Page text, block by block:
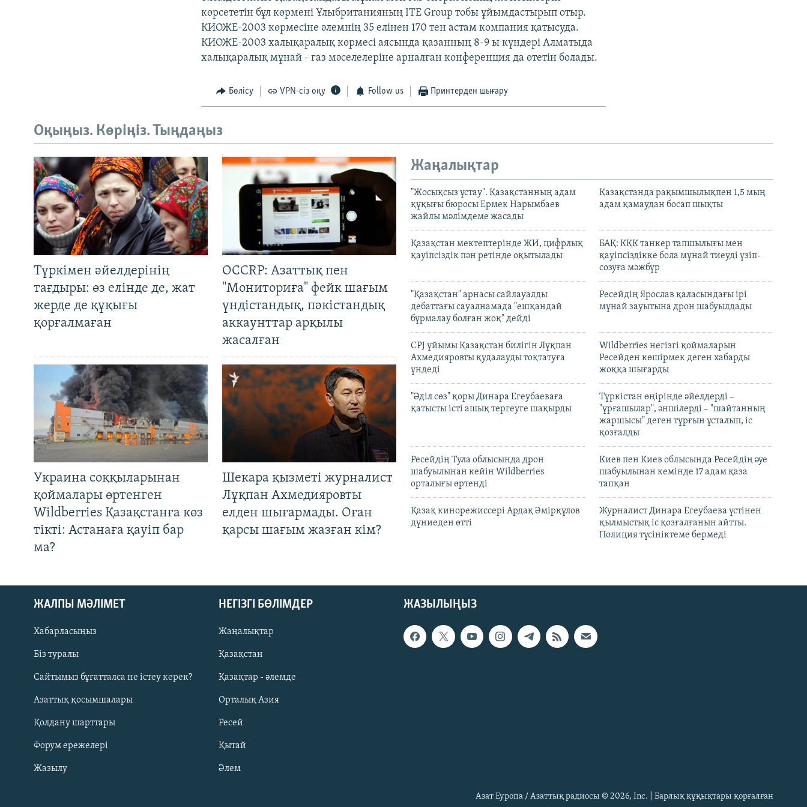
Русский
ЖАЗЫЛЫҢЫЗ
көрсететін бұл көрмені Ұлыбританияның ITE Group тобы ұйымдастырып отыр.
КИОЖЕ-2003 көрмесіне әлемнің 35 елінен 170 тен астам компания қатысуда.
КИОЖЕ-2003 халықаралық көрмесі аясында қазанның 8-9 ы күндері Алматыда
халықаралық мұнай - газ мәселелеріне арналған конференция да өтетін болады.
Бөлісу VPN-сіз оқу Follow us Принтерден шығару
Оқыңыз. Көріңіз. Тыңдаңыз
Түркімен әйелдерінің
тағдыры: өз елінде де, жат
жерде де құқығы
қорғалмаған
OCCRP: Азаттық пен
"Мониториға" фейк шағым
үндістандық, пәкістандық
аккаунттар арқылы
жасалған
Украина соққыларынан
қоймалары өртенген
Wildberries Қазақстанға көз
тікті: Астанаға қауіп бар
ма?
Шекара қызметі журналист
Лұқпан Ахмедияровты
елден шығармады. Оған
қарсы шағым жазған кім?
Жаңалықтар
"Жосықсыз ұстау". Қазақстанның адам
құқығы бюросы Ермек Нарымбаев
жайлы мәлімдеме жасады
Қазақстанда рақымшылықпен 1,5 мың
адам қамаудан босап шықты
Қазақстан мектептерінде ЖИ, цифрлық
қауіпсіздік пән ретінде оқытылады
БАҚ: КҚК танкер тапшылығы мен
қауіпсіздікке бола мұнай тиеуді үзіп-
созуға мәжбүр
"Қазақстан" арнасы сайлауалды
дебаттағы сауалнамада "ешқандай
бұрмалау болған жоқ" дейді
Ресейдің Ярослав қаласындағы ірі
мұнай зауытына дрон шабуылдады
CPJ ұйымы Қазақстан билігін Лұқпан
Ахмедияровты қудалауды тоқтатуға
үндеді
Wildberries негізгі қоймаларын
Ресейден көшірмек деген хабарды
жоққа шығарды
"Әділ сөз" қоры Динара Егеубаеваға
қатысты істі ашық тергеуге шақырды
Түркістан өңірінде әйелдерді –
"ұрғашылар", әншілерді – "шайтанның
жаршысы" деген тұрғын ұсталып, іс
қозғалды
Ресейдің Тула облысында дрон
шабуылынан кейін Wildberries
орталығы өртенді
Киев пен Киев облысында Ресейдің әуе
шабуылынан кемінде 17 адам қаза
тапқан
Қазақ кинорежиссері Ардақ Әмірқұлов
дүниеден өтті
Журналист Динара Егеубаева үстінен
қылмыстық іс қозғалғанын айтты.
Полиция түсініктеме бермеді
ЖАЗЫЛЫҢЫЗ
ЖАЛПЫ МӘЛІМЕТ
Хабарласыңыз
Біз туралы
Сайтымыз бұғатталса не істеу керек?
Азаттық қосымшалары
Қолдану шарттары
Форум ережелері
Жазылу
НЕГІЗГІ БӨЛІМДЕР
Жаңалықтар
Қазақстан
Қазақтар - әлемде
Орталық Азия
Ресей
Қытай
Әлем
Азат Еуропа / Азаттық радиосы © 2026, Inc. | Барлық құқықтары қорғалған